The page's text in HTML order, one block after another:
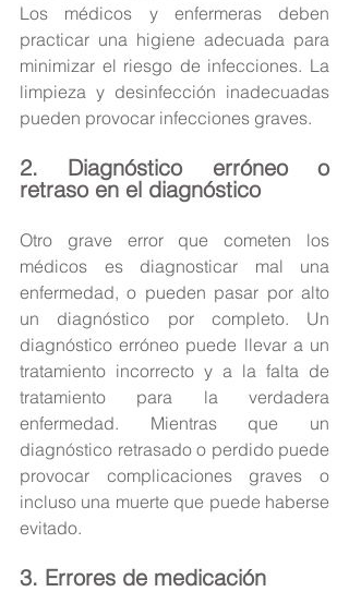
Los médicos y enfermeras deben
practicar una higiene adecuada para
minimizar el riesgo de infecciones. La
limpieza y desinfección inadecuadas
pueden provocar infecciones graves.
2. Diagnóstico erróneo o
retraso en el diagnóstico
Otro grave error que cometen los
médicos es diagnosticar mal una
enfermedad, o pueden pasar por alto
un diagnóstico por completo. Un
diagnóstico erróneo puede llevar a un
tratamiento incorrecto y a la falta de
tratamiento para la verdadera
enfermedad. Mientras que un
diagnóstico retrasado o perdido puede
provocar complicaciones graves o
incluso una muerte que puede haberse
evitado.
3. Errores de medicación